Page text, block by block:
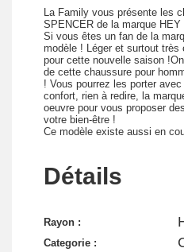
La Family vous présente les
SPENCER de la marque
Si vous êtes un fan de la
modèle ! Léger et surtout très
pour cette nouvelle saison
de cette chaussure pour
! Vous pourrez les porter
confort, rien à redire, la
oeuvre pour vous proposer
votre bien-être !
Ce modèle existe aussi en
Détails
Rayon :
Categorie :